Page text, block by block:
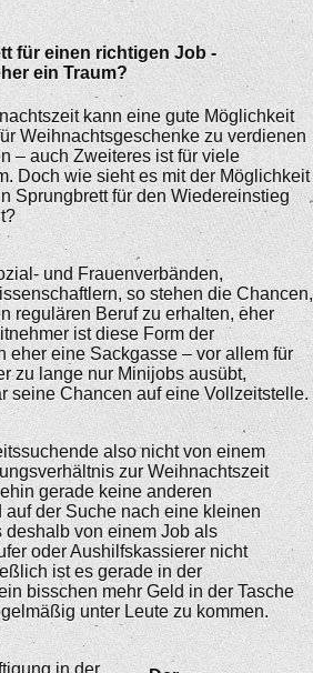
für einen richtigen Job -
ein Traum?
kann eine gute Möglichkeit
Weihnachtsgeschenke zu verdienen
– auch Zweiteres ist für viele
Doch wie sieht es mit der Möglichkeit
Sprungbrett für den Wiedereinstieg
und Frauenverbänden,
so stehen die Chancen,
regulären Beruf zu erhalten, eher
ist diese Form der
eher eine Sackgasse – vor allem für
zu lange nur Minijobs ausübt,
seine Chancen auf eine Vollzeitstelle.
also nicht von einem
zur Weihnachtszeit
gerade keine anderen
auf der Suche nach eine kleinen
deshalb von einem Job als
oder Aushilfskassierer nicht
ist es gerade in der
bisschen mehr Geld in der Tasche
unter Leute zu kommen.